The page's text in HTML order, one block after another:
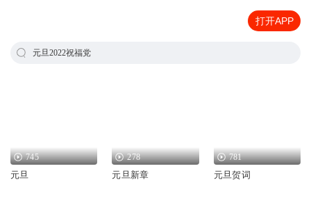
打开APP
元旦2022祝福党
745
元旦
278
元旦新章
781
元旦贺词